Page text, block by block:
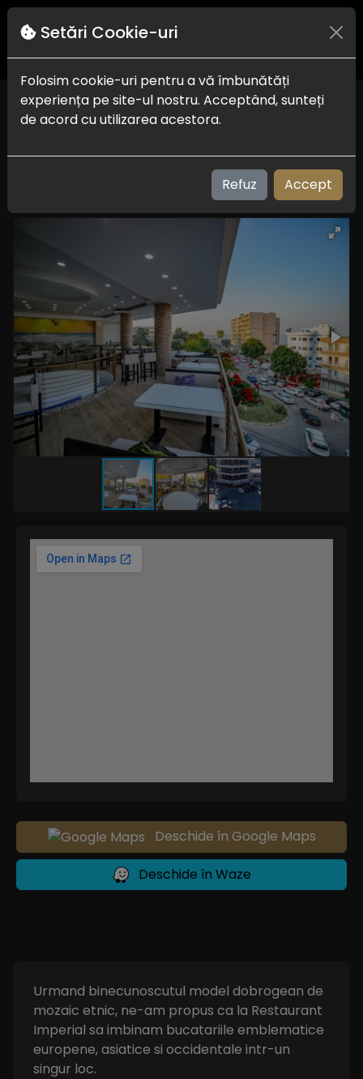
Autoservire Imperial
Delta Dunarii
office@imperialeforienord.ro
Deschide în Google Maps
Deschide în Waze
Urmand binecunoscutul model dobrogean de
mozaic etnic, ne-am propus ca la Restaurant
Imperial sa imbinam bucatariile emblematice
europene, asiatice si occidentale intr-un
singur loc.
Setări Cookie-uri
Folosim cookie-uri pentru a vă îmbunătăți
experiența pe site-ul nostru. Acceptând, sunteți
de acord cu utilizarea acestora.
Refuz Accept